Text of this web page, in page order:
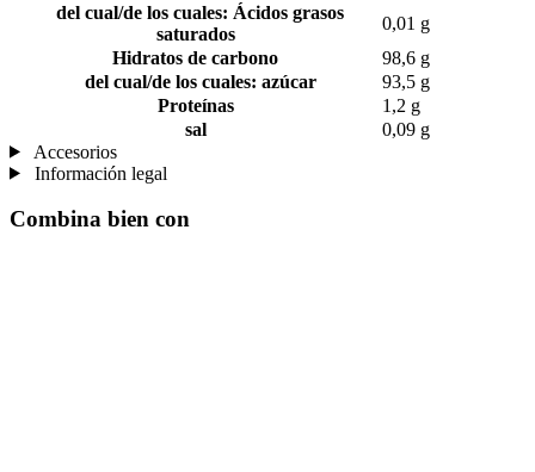
del cual/de los cuales: Ácidos grasos
saturados
0,01 g
Hidratos de carbono
98,6 g
del cual/de los cuales: azúcar
93,5 g
Proteínas
1,2 g
sal
0,09 g
Accesorios
Información legal
Combina bien con